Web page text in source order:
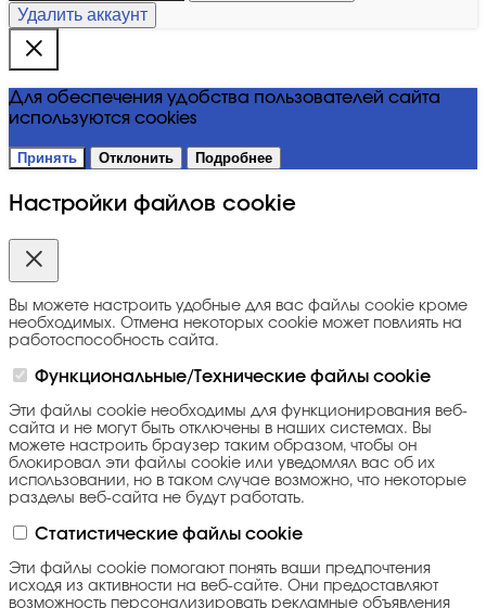
Удалить аккаунт
Для обеспечения удобства пользователей сайта
используются cookies
Принять Отклонить Подробнее
Настройки файлов cookie
Вы можете настроить удобные для вас файлы cookie кроме
необходимых. Отмена некоторых cookie может повлиять на
работоспособность сайта.
Функциональные/Технические файлы cookie
Эти файлы cookie необходимы для функционирования веб-
сайта и не могут быть отключены в наших системах. Вы
можете настроить браузер таким образом, чтобы он
блокировал эти файлы cookie или уведомлял вас об их
использовании, но в таком случае возможно, что некоторые
разделы веб-сайта не будут работать.
Статистические файлы cookie
Эти файлы cookie помогают понять ваши предпочтения
исходя из активности на веб-сайте. Они предоставляют
возможность персонализировать рекламные объявления